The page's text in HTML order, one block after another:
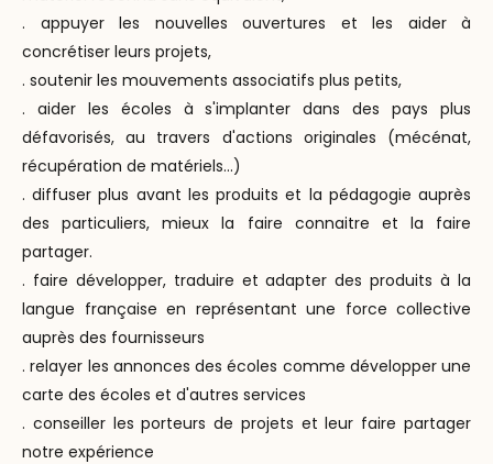
. appuyer les nouvelles ouvertures et les aider à
concrétiser leurs projets,
. soutenir les mouvements associatifs plus petits,
. aider les écoles à s'implanter dans des pays plus
défavorisés, au travers d'actions originales (mécénat,
récupération de matériels...)
. diffuser plus avant les produits et la pédagogie auprès
des particuliers, mieux la faire connaitre et la faire
partager.
. faire développer, traduire et adapter des produits à la
langue française en représentant une force collective
auprès des fournisseurs
. relayer les annonces des écoles comme développer une
carte des écoles et d'autres services
. conseiller les porteurs de projets et leur faire partager
notre expérience